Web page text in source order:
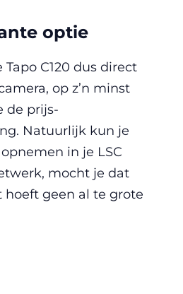
optie
C120 dus direct
op z’n minst
de prijs-
Natuurlijk kun je
in je LSC
mocht je dat
hoeft geen al te grote